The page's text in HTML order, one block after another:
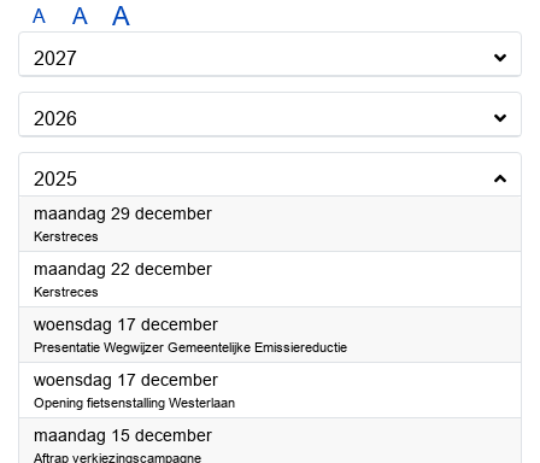
A A A
2027
2026
2025
maandag 29 december2025
Kerstreces
maandag 22 december2025
Kerstreces
woensdag 17 december2025
Presentatie Wegwijzer Gemeentelijke Emissiereductie
woensdag 17 december2025
Opening fietsenstalling Westerlaan
maandag 15 december2025
Aftrap verkiezingscampagne